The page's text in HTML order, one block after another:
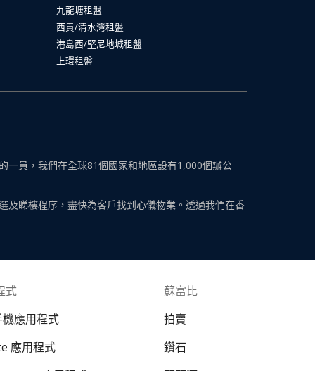
九龍塘租盤
西貢/清水灣租盤
港島西/堅尼地城租盤
上環租盤
一員，我們在全球81個國家和地區設有1,000個辦公
及睇樓程序，盡快為客戶找到心儀物業。透過我們在香
式
機應用程式
應用程式
蘇富比
拍賣
鑽石